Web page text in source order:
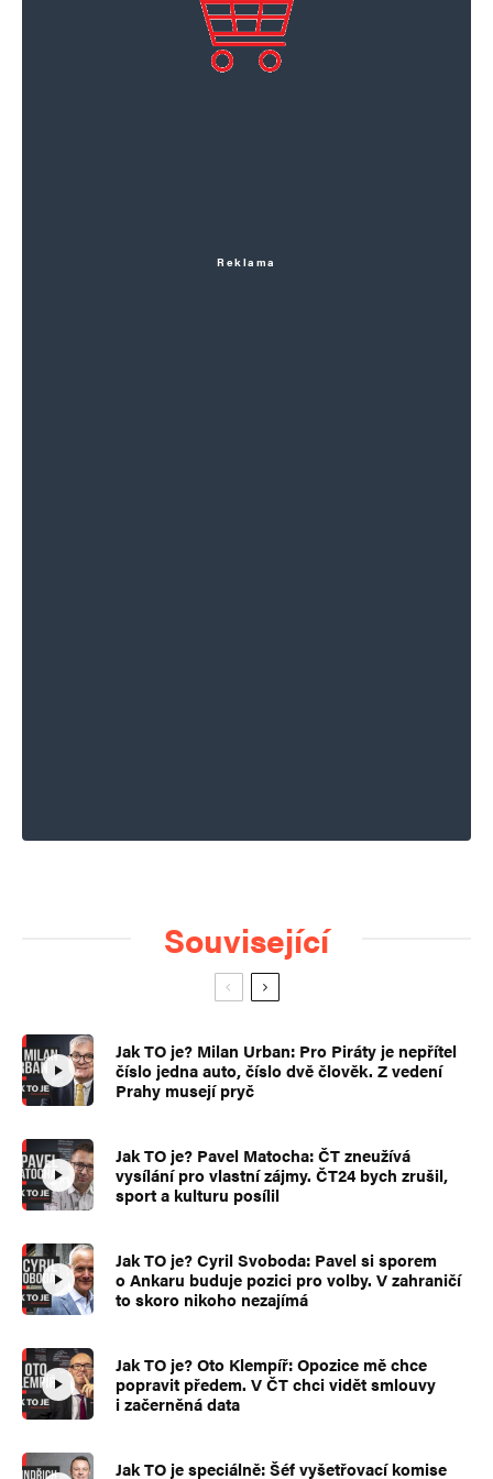
Reklama
Související
Jak TO je? Milan Urban: Pro Piráty je nepřítel
číslo jedna auto, číslo dvě člověk. Z vedení
Prahy musejí pryč
Jak TO je? Pavel Matocha: ČT zneužívá
vysílání pro vlastní zájmy. ČT24 bych zrušil,
sport a kulturu posílil
Jak TO je? Cyril Svoboda: Pavel si sporem
o Ankaru buduje pozici pro volby. V zahraničí
to skoro nikoho nezajímá
Jak TO je? Oto Klempíř: Opozice mě chce
popravit předem. V ČT chci vidět smlouvy
i začerněná data
Jak TO je speciálně: Šéf vyšetřovací komise